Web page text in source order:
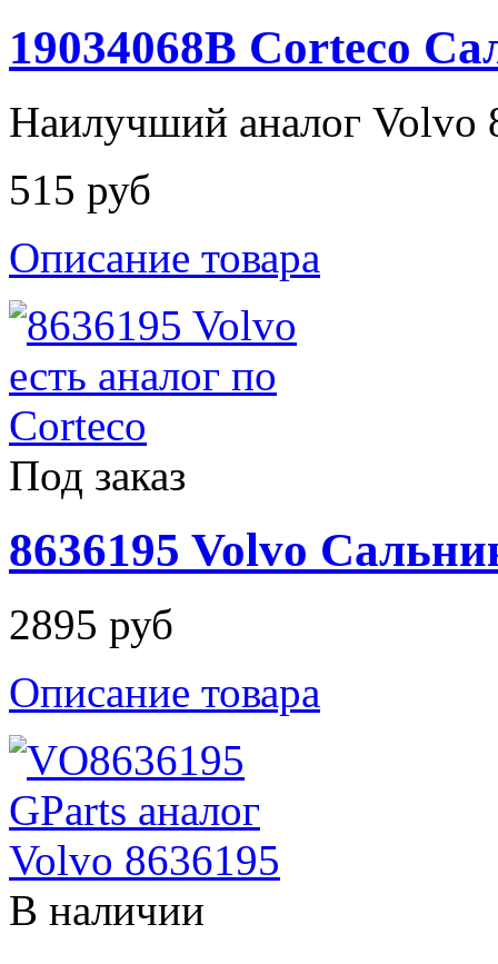
19034068B Corteco
Наилучший аналог Volvo
515 руб
Описание товара
Под заказ
8636195 Volvo
2895 руб
Описание товара
В наличии